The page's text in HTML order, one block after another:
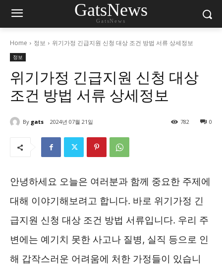
GatsNews
GatsNews
Home 정보 위기가정 긴급지원 신청 대상 조건 방법 서류 상세정보
정보
위기가정 긴급지원 신청 대상
조건 방법 서류 상세정보
By gats 2024년 07월 21일 0
782
안녕하세요 오늘은 여러분과 함께 중요한 주제에
대해 이야기해보려고 합니다. 바로 위기가정 긴
급지원 신청 대상 조건 방법 서류입니다. 우리 주
변에는 예기치 못한 사고나 질병, 실직 등으로 인
해 갑작스러운 어려움에 처한 가정들이 있습니